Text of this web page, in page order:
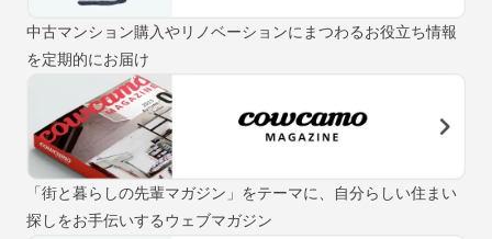
中古マンション購入やリノベーションにまつわるお役立ち情報
を定期的にお届け
「街と暮らしの先輩マガジン」をテーマに、自分らしい住まい
探しをお手伝いするウェブマガジン